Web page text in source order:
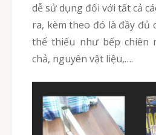
dễ sử dụng đối với tất cả
ra, kèm theo đó là đầy đủ
thể thiếu như bếp chiên
chả, nguyên vật liệu,….